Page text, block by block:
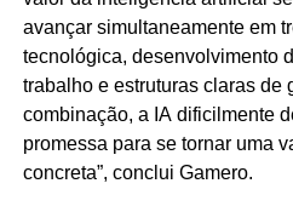
avançar simultaneamente em
tecnológica, desenvolvimento
trabalho e estruturas claras de
combinação, a IA dificilmente
promessa para se tornar uma
concreta”, conclui Gamero.